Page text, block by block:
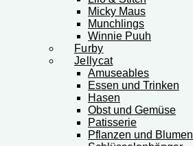
Micky Maus
Munchlings
Winnie Puuh
Furby
Jellycat
Amuseables
Essen und Trinken
Hasen
Obst und Gemüse
Patisserie
Pflanzen und Blumen